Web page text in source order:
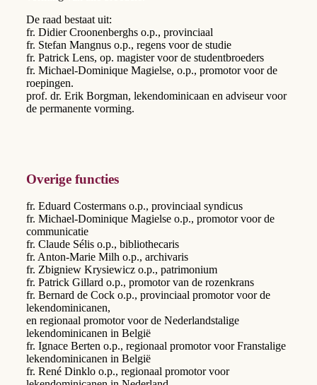
De raad bestaat uit:
fr. Didier Croonenberghs o.p., provinciaal
fr. Stefan Mangnus o.p., regens voor de studie
fr. Patrick Lens, op. magister voor de studentbroeders
fr. Michael-Dominique Magielse, o.p., promotor voor de
roepingen.
prof. dr. Erik Borgman, lekendominicaan en adviseur voor
de permanente vorming.
Overige functies
fr. Eduard Costermans o.p., provinciaal syndicus
fr. Michael-Dominique Magielse o.p., promotor voor de
communicatie
fr. Claude Sélis o.p., bibliothecaris
fr. Anton-Marie Milh o.p., archivaris
fr. Zbigniew Krysiewicz o.p., patrimonium
fr. Patrick Gillard o.p., promotor van de rozenkrans
fr. Bernard de Cock o.p., provinciaal promotor voor de
lekendominicanen,
en regionaal promotor voor de Nederlandstalige
lekendominicanen in België
fr. Ignace Berten o.p., regionaal promotor voor Franstalige
lekendominicanen in België
fr. René Dinklo o.p., regionaal promotor voor